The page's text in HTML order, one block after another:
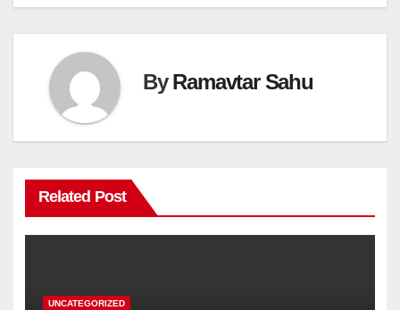
ByRamavtar Sahu
Related Post
UNCATEGORIZED